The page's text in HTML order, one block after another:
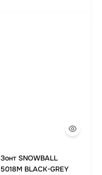
Зонт SNOWBALL
5018M BLACK-GREY